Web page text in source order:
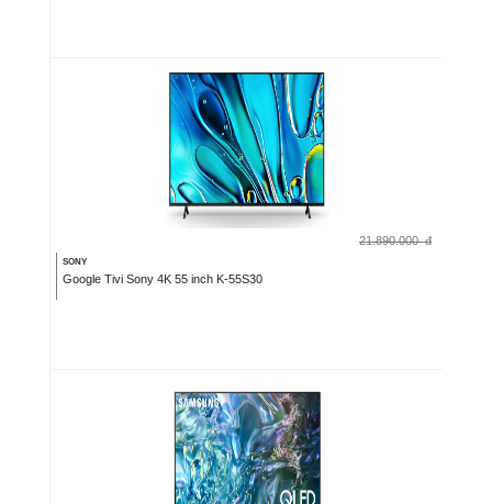
21.890.000 đ
SONY
Google Tivi Sony 4K 55 inch K-55S30